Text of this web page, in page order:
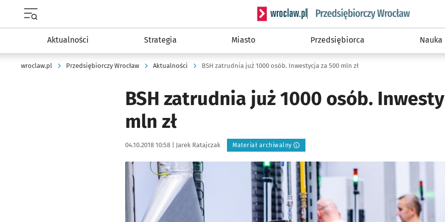
Serwis informacyjny wroclaw.pl podserwis:
Aktualności Strategia Miasto Przedsiębiorca Nauka
wroclaw.pl Przedsiębiorczy Wrocław Aktualności BSH zatrudnia już 1000 osób. Inwestycja za 500 mln zł
BSH zatrudnia już 1000 osób.
mln zł
Data publikacji:
04.10.2018 10:58 | Autor:
Jarek Ratajczak Materiał archiwalny
Kliknij, aby powiększyć